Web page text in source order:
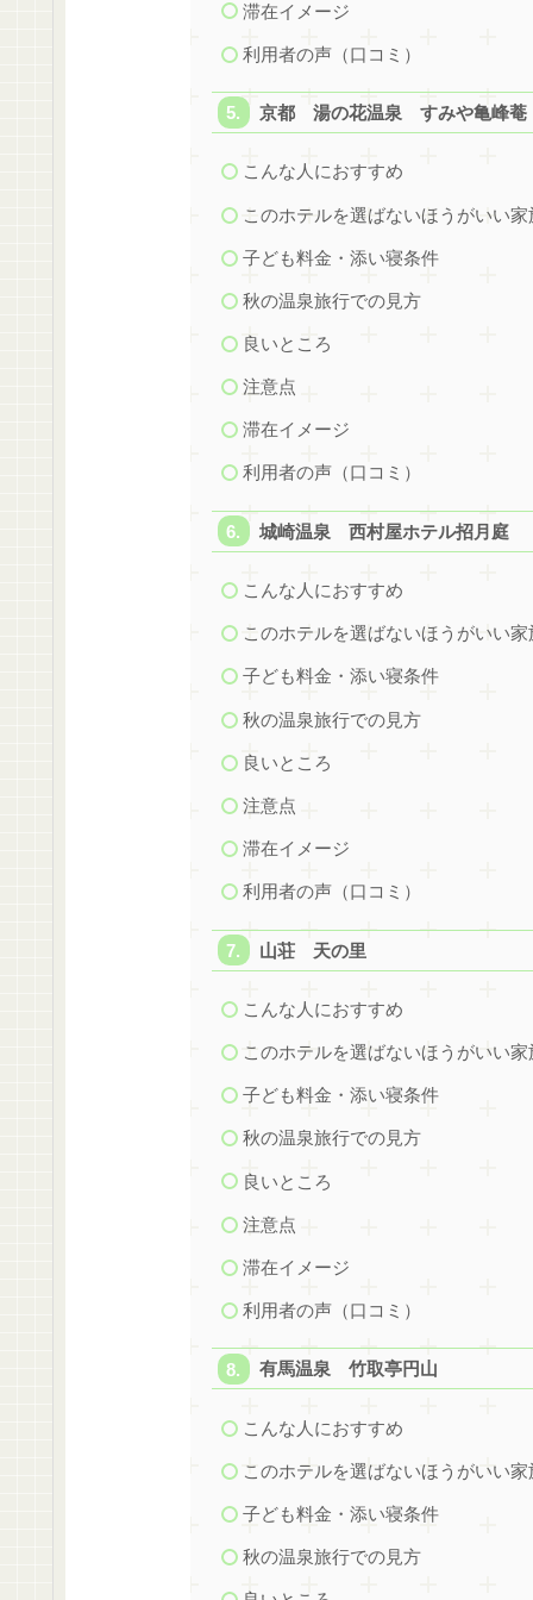
滞在イメージ
利用者の声（口コミ）
京都 湯の花温泉 すみや亀峰菴
こんな人におすすめ
このホテルを選ばないほうがいい家
子ども料金・添い寝条件
秋の温泉旅行での見方
良いところ
注意点
滞在イメージ
利用者の声（口コミ）
城崎温泉 西村屋ホテル招月庭
こんな人におすすめ
このホテルを選ばないほうがいい家
子ども料金・添い寝条件
秋の温泉旅行での見方
良いところ
注意点
滞在イメージ
利用者の声（口コミ）
山荘 天の里
こんな人におすすめ
このホテルを選ばないほうがいい家
子ども料金・添い寝条件
秋の温泉旅行での見方
良いところ
注意点
滞在イメージ
利用者の声（口コミ）
有馬温泉 竹取亭円山
こんな人におすすめ
このホテルを選ばないほうがいい家
子ども料金・添い寝条件
秋の温泉旅行での見方